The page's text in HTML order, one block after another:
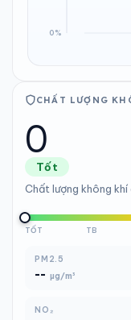
CHẤT LƯỢNG
0
Tốt
Chất lượng không
TỐT TB
PM2.5
-- µg/m³
NO₂